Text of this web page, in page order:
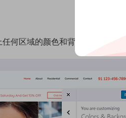
何区域的颜色和背景。该主题使